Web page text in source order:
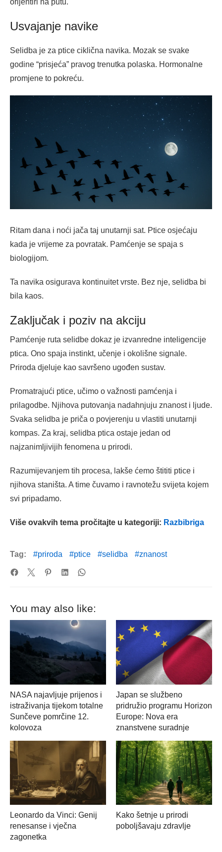
orijentiri na putu.
Usvajanje navike
Selidba je za ptice ciklična navika. Mozak se svake
godine “prisjeća” pravog trenutka polaska. Hormonalne
promjene to pokreću.
Ritam dana i noći jača taj unutarnji sat. Ptice osjećaju
kada je vrijeme za povratak. Pamćenje se spaja s
biologijom.
Ta navika osigurava kontinuitet vrste. Bez nje, selidba bi
bila kaos.
Zaključak i poziv na akciju
Pamćenje ruta selidbe dokaz je izvanredne inteligencije
ptica. Ono spaja instinkt, učenje i okolišne signale.
Priroda djeluje kao savršeno ugođen sustav.
Promatrajući ptice, učimo o važnosti pamćenja i
prilagodbe. Njihova putovanja nadahnjuju znanost i ljude.
Svaka selidba je priča o povjerenju u vlastiti unutarnji
kompas. Za kraj, selidba ptica ostaje jedan od
najzanimljivijih fenomena u prirodi.
Razumijevanjem tih procesa, lakše ćemo štititi ptice i
njihova staništa. A time čuvamo i ravnotežu svijeta kojem
svi pripadamo.
Više ovakvih tema pročitajte u kategoriji: Razbibriga
Tag: priroda ptice selidba znanost
You may also like:
NASA najavljuje prijenos i
istraživanja tijekom totalne
Sunčeve pomrčine 12.
kolovoza
Japan se službeno
pridružio programu Horizon
Europe: Nova era
znanstvene suradnje
Leonardo da Vinci: Genij
renesanse i vječna
zagonetka
Kako šetnje u prirodi
poboljšavaju zdravlje